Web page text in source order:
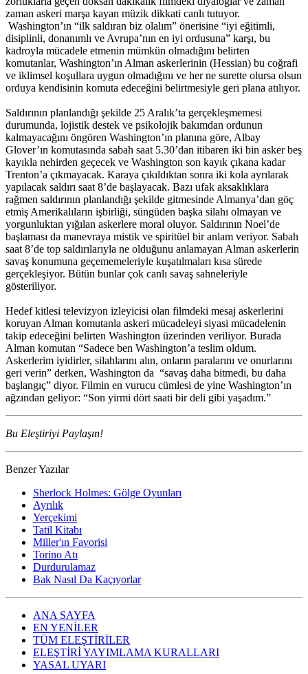
zaman askeri marşa kayan müzik dikkati canlı tutuyor.
Washington’ın “ilk saldıran biz olalım” önerisine “iyi eğitimli,
disiplinli, donanımlı ve Avrupa’nın en iyi ordusuna” karşı, bu
kadroyla mücadele etmenin mümkün olmadığını belirten
komutanlar, Washington’ın Alman askerlerinin (Hessian) bu coğrafi
ve iklimsel koşullara uygun olmadığını ve her ne surette olursa olsun
orduya kendisinin komuta edeceğini belirtmesiyle geri plana atılıyor.
Saldırının planlandığı şekilde 25 Aralık’ta gerçekleşmemesi
durumunda, lojistik destek ve psikolojik bakımdan ordunun
kalmayacağını öngören Washington’ın planına göre, Albay
Glover’ın komutasında sabah saat 5.30’dan itibaren iki bin asker beş
kayıkla nehirden geçecek ve Washington son kayık çıkana kadar
Trenton’a çıkmayacak. Karaya çıkıldıktan sonra iki kola ayrılarak
yapılacak saldırı saat 8’de başlayacak. Bazı ufak aksaklıklara
rağmen saldırının planlandığı şekilde gitmesinde Almanya’dan göç
etmiş Amerikalıların işbirliği, süngüden başka silahı olmayan ve
yorgunluktan yığılan askerlere moral oluyor. Saldırının Noel’de
başlaması da manevraya mistik ve spiritüel bir anlam veriyor. Sabah
saat 8’de top saldırılarıyla ne olduğunu anlamayan Alman askerlerin
savaş konumuna geçememeleriyle kuşatılmaları kısa sürede
gerçekleşiyor. Bütün bunlar çok canlı savaş sahneleriyle
gösteriliyor.
Hedef kitlesi televizyon izleyicisi olan filmdeki mesaj askerlerini
koruyan Alman komutanla askeri mücadeleyi siyasi mücadelenin
takip edeceğini belirten Washington üzerinden veriliyor. Burada
Alman komutan “Sadece ben Washington’a teslim oldum.
Askerlerim iyidirler, silahlarını alın, onların paralarını ve onurlarını
geri verin” derken, Washington da “savaş daha bitmedi, bu daha
başlangıç” diyor. Filmin en vurucu cümlesi de yine Washington’ın
ağzından geliyor: “Son yirmi dört saati bir deli gibi yaşadım.”
Bu Eleştiriyi Paylaşın!
Benzer Yazılar
Sherlock Holmes: Gölge Oyunları
Ayrılık
Yerçekimi
Tatil Kitabı
Miller'ın Favorisi
Torino Atı
Durdurulamaz
Bak Nasıl Da Kaçıyorlar
ANA SAYFA
EN YENİLER
TÜM ELEŞTİRİLER
ELEŞTİRİ YAYIMLAMA KURALLARI
YASAL UYARI